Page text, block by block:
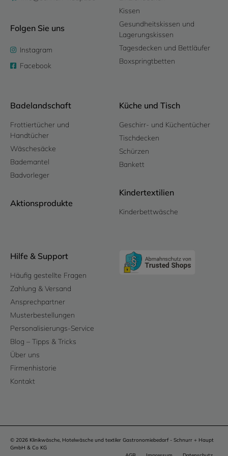
Folgen Sie uns
Instagram
Facebook
Kissen
Gesundheitskissen und
Lagerungskissen
Tagesdecken und Bettläufer
Boxspringtbetten
Badelandschaft
Frottiertücher und
Handtücher
Wäschesäcke
Bademantel
Badvorleger
Aktionsprodukte
Küche und Tisch
Geschirr- und Küchentücher
Tischdecken
Schürzen
Bankett
Kindertextilien
Kinderbettwäsche
Hilfe & Support
Häufig gestellte Fragen
Zahlung & Versand
Ansprechpartner
Musterbestellungen
Personalisierungs-Service
Blog – Tipps & Tricks
Über uns
Firmenhistorie
Kontakt
© 2026 Klinikwäsche, Hotelwäsche und textiler Gastronomiebedarf - Schnurr + Haupt
GmbH & Co KG